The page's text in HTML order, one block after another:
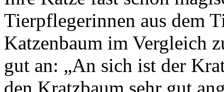
Tierpflegerinnen aus dem
Katzenbaum im Vergleich
gut an: „An sich ist der